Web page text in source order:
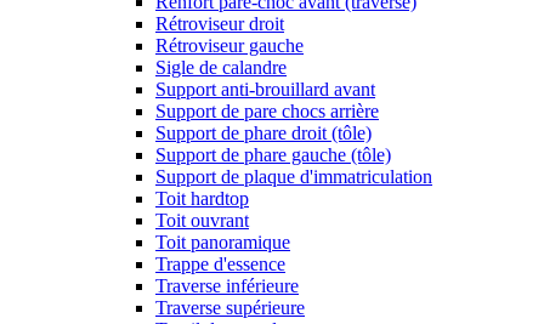
Rétroviseur droit
Rétroviseur gauche
Sigle de calandre
Support anti-brouillard avant
Support de pare chocs arrière
Support de phare droit (tôle)
Support de phare gauche (tôle)
Support de plaque d'immatriculation
Toit hardtop
Toit ouvrant
Toit panoramique
Trappe d'essence
Traverse inférieure
Traverse supérieure